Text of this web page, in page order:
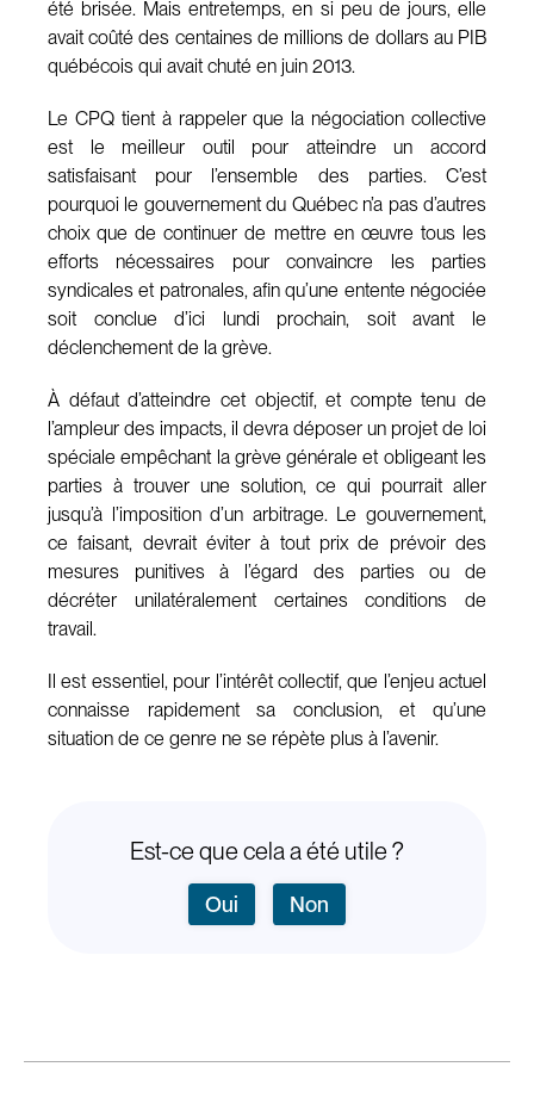
été brisée. Mais entretemps, en si peu de jours, elle
avait coûté des centaines de millions de dollars au PIB
québécois qui avait chuté en juin 2013.
Le CPQ tient à rappeler que la négociation collective
est le meilleur outil pour atteindre un accord
satisfaisant pour l’ensemble des parties. C’est
pourquoi le gouvernement du Québec n’a pas d’autres
choix que de continuer de mettre en œuvre tous les
efforts nécessaires pour convaincre les parties
syndicales et patronales, afin qu’une entente négociée
soit conclue d’ici lundi prochain, soit avant le
déclenchement de la grève.
À défaut d’atteindre cet objectif, et compte tenu de
l’ampleur des impacts, il devra déposer un projet de loi
spéciale empêchant la grève générale et obligeant les
parties à trouver une solution, ce qui pourrait aller
jusqu’à l’imposition d’un arbitrage. Le gouvernement,
ce faisant, devrait éviter à tout prix de prévoir des
mesures punitives à l’égard des parties ou de
décréter unilatéralement certaines conditions de
travail.
Il est essentiel, pour l’intérêt collectif, que l’enjeu actuel
connaisse rapidement sa conclusion, et qu’une
situation de ce genre ne se répète plus à l’avenir.
Est-ce que cela a été utile ?
Oui Non